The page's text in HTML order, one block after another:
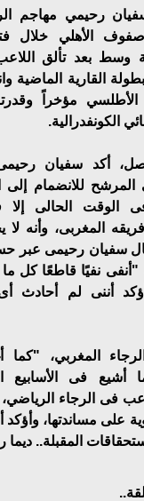
رحيمي مهاجم
صفوف الأهلي خلال
وسط بعد تألق
القارية الماضية
مؤخراً
الكونفدرالية.
أكد سفيان
المرشح للانضمام إلى
الوقت الحالى
المغربى، وأنه
سفيان رحيمى عبر
"أنفى نفيًا قاطعًا كل
أننى لم أحادث
المغربي، "كما
أشيع فى الأسابيع
فى الرجاء الرياضي،
على مساندتها،
المقبلة.. ديما